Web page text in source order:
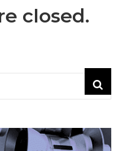
closed.